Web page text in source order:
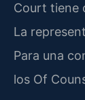
Court tiene
La
Para una
los Of